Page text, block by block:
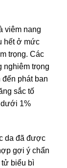
viêm nang
hết ở mức
trọng. Các
nghiêm trọng
phát ban
sắc tố
dưới 1%
da đã được
gợi ý chẩn
tử biểu bì